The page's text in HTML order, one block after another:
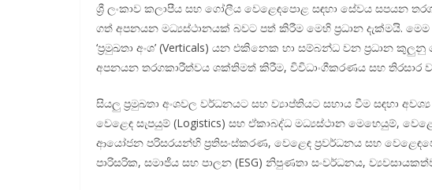
ශ්‍රී ලංකාව කලාපීය සහ ගෝලීය වෙළෙඳපොළ සඳහා සේවය සපයන
ගත් අපනයන මධ්‍යස්ථානයක් බවට පත් කිරීම මෙහි ප්‍රධාන දැක්මයි. මෙම
‘ප්‍රමුඛතා අංශ’ (Verticals) යන එකිනෙක හා සම්බන්ධ වන ප්‍රධාන
අපනයන තරගකාරීත්වය ශක්තිමත් කිරීම, විවිධාංගීකරණය සහ තිරසාර
සියලු ප්‍රමුඛතා අංශවල වර්ධනයට සහ ව්‍යාප්තියට සහාය වීම සඳහා
වෙළෙඳ සැපයුම් (Logistics) සහ ඒකාබද්ධ මධ්‍යස්ථාන මෙහෙයුම්,
ආයෝජන පරිසරයන්හි ප්‍රතිසංස්කරණ, වෙළෙඳ ප්‍රවර්ධනය සහ
පාරිසරික, සමාජීය සහ පාලන (ESG) නිපුණතා සංවර්ධනය,